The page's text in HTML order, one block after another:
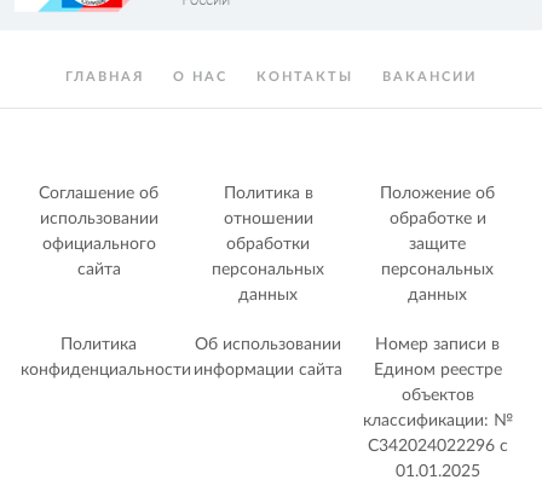
ГЛАВНАЯ О НАС КОНТАКТЫ ВАКАНСИИ
Соглашение об
использовании
официального
сайта
Политика в
отношении
обработки
персональных
данных
Положение об
обработке и
защите
персональных
данных
Политика
конфиденциальности
Об использовании
информации сайта
Номер записи в
Едином реестре
объектов
классификации: №
С342024022296 c
01.01.2025